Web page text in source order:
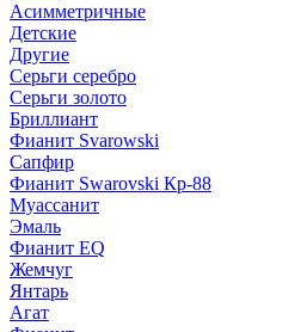
Асимметричные
Детские
Другие
Серьги серебро
Серьги золото
Бриллиант
Фианит Svarowski
Сапфир
Фианит Swarovski Кр-88
Муассанит
Эмаль
Фианит EQ
Жемчуг
Янтарь
Агат